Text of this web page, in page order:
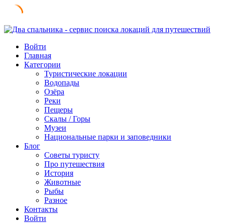
Skip
contentВойти
Главная
Категории
Туристические локации
Водопады
Озёра
Реки
Пещеры
Скалы / Горы
Музеи
Национальные парки и заповедники
Блог
Советы туристу
Про путешествия
История
Животные
Рыбы
Разное
Контакты
Войти